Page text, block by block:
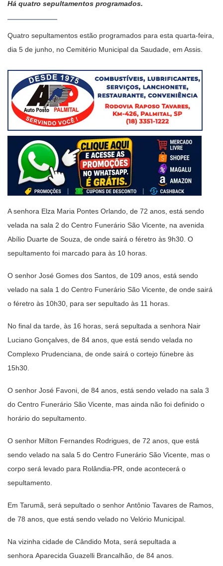
Há quatro sepultamentos programados.
Quatro sepultamentos estão programados para esta quarta-feira,
dia 5 de junho, no Cemitério Municipal da Saudade, em Assis.
A senhora Elza Maria Pontes Orlando, de 72 anos, está sendo
velada na sala 2 do Centro Funerário São Vicente, na avenida
Abílio Duarte de Souza, de onde sairá o féretro às 9h30. O
sepultamento foi marcado para às 10 horas.
O senhor José Gomes dos Santos, de 109 anos, está sendo
velado na sala 1 do Centro Funerário São Vicente, de onde sairá
o féretro às 10h30, para ser sepultado às 11 horas.
No final da tarde, às 16 horas, será sepultada a senhora Nair
Luciano Gonçalves, de 84 anos, que está sendo velada no
Complexo Prudenciana, de onde sairá o cortejo fúnebre às
15h30.
O senhor José Favoni, de 84 anos, está sendo velado na sala 3
do Centro Funerário São Vicente, mas ainda não foi definido o
horário do sepultamento.
O senhor Milton Fernandes Rodrigues, de 72 anos, que está
sendo velado na sala 5 do Centro Funerário São Vicente, mas o
corpo será levado para Rolândia-PR, onde acontecerá o
sepultamento.
Em Tarumã, será sepultado o senhor Antônio Tavares de Ramos,
de 78 anos, que está sendo velado no Velório Municipal.
Na vizinha cidade de Cândido Mota, será sepultada a
senhora Aparecida Guazelli Brancalhão, de 84 anos.